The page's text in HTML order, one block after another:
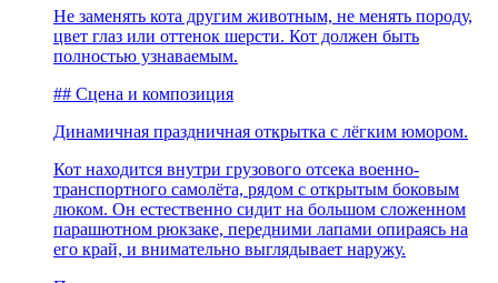
Не заменять кота другим животным, не менять породу,
цвет глаз или оттенок шерсти. Кот должен быть
полностью узнаваемым.
## Сцена и композиция
Динамичная праздничная открытка с лёгким юмором.
Кот находится внутри грузового отсека военно-
транспортного самолёта, рядом с открытым боковым
люком. Он естественно сидит на большом сложенном
парашютном рюкзаке, передними лапами опираясь на
его край, и внимательно выглядывает наружу.